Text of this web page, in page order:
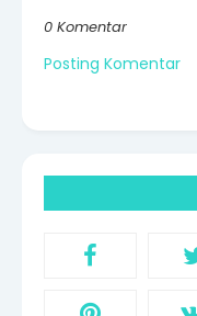
0 Komentar
Posting Komentar